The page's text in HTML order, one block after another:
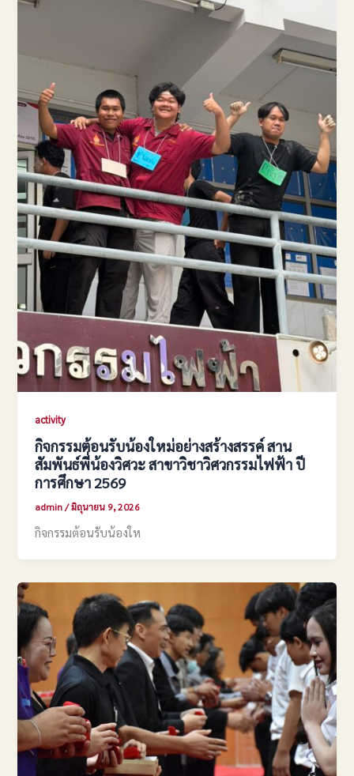
activity
กิจกรรมต้อนรับน้องใหม่อย่างสร้างสรรค์ สาน
สัมพันธ์พี่น้องวิศวะ สาขาวิชาวิศวกรรมไฟฟ้า ปี
การศึกษา 2569
admin/มิถุนายน 9, 2026
กิจกรรมต้อนรับน้องให